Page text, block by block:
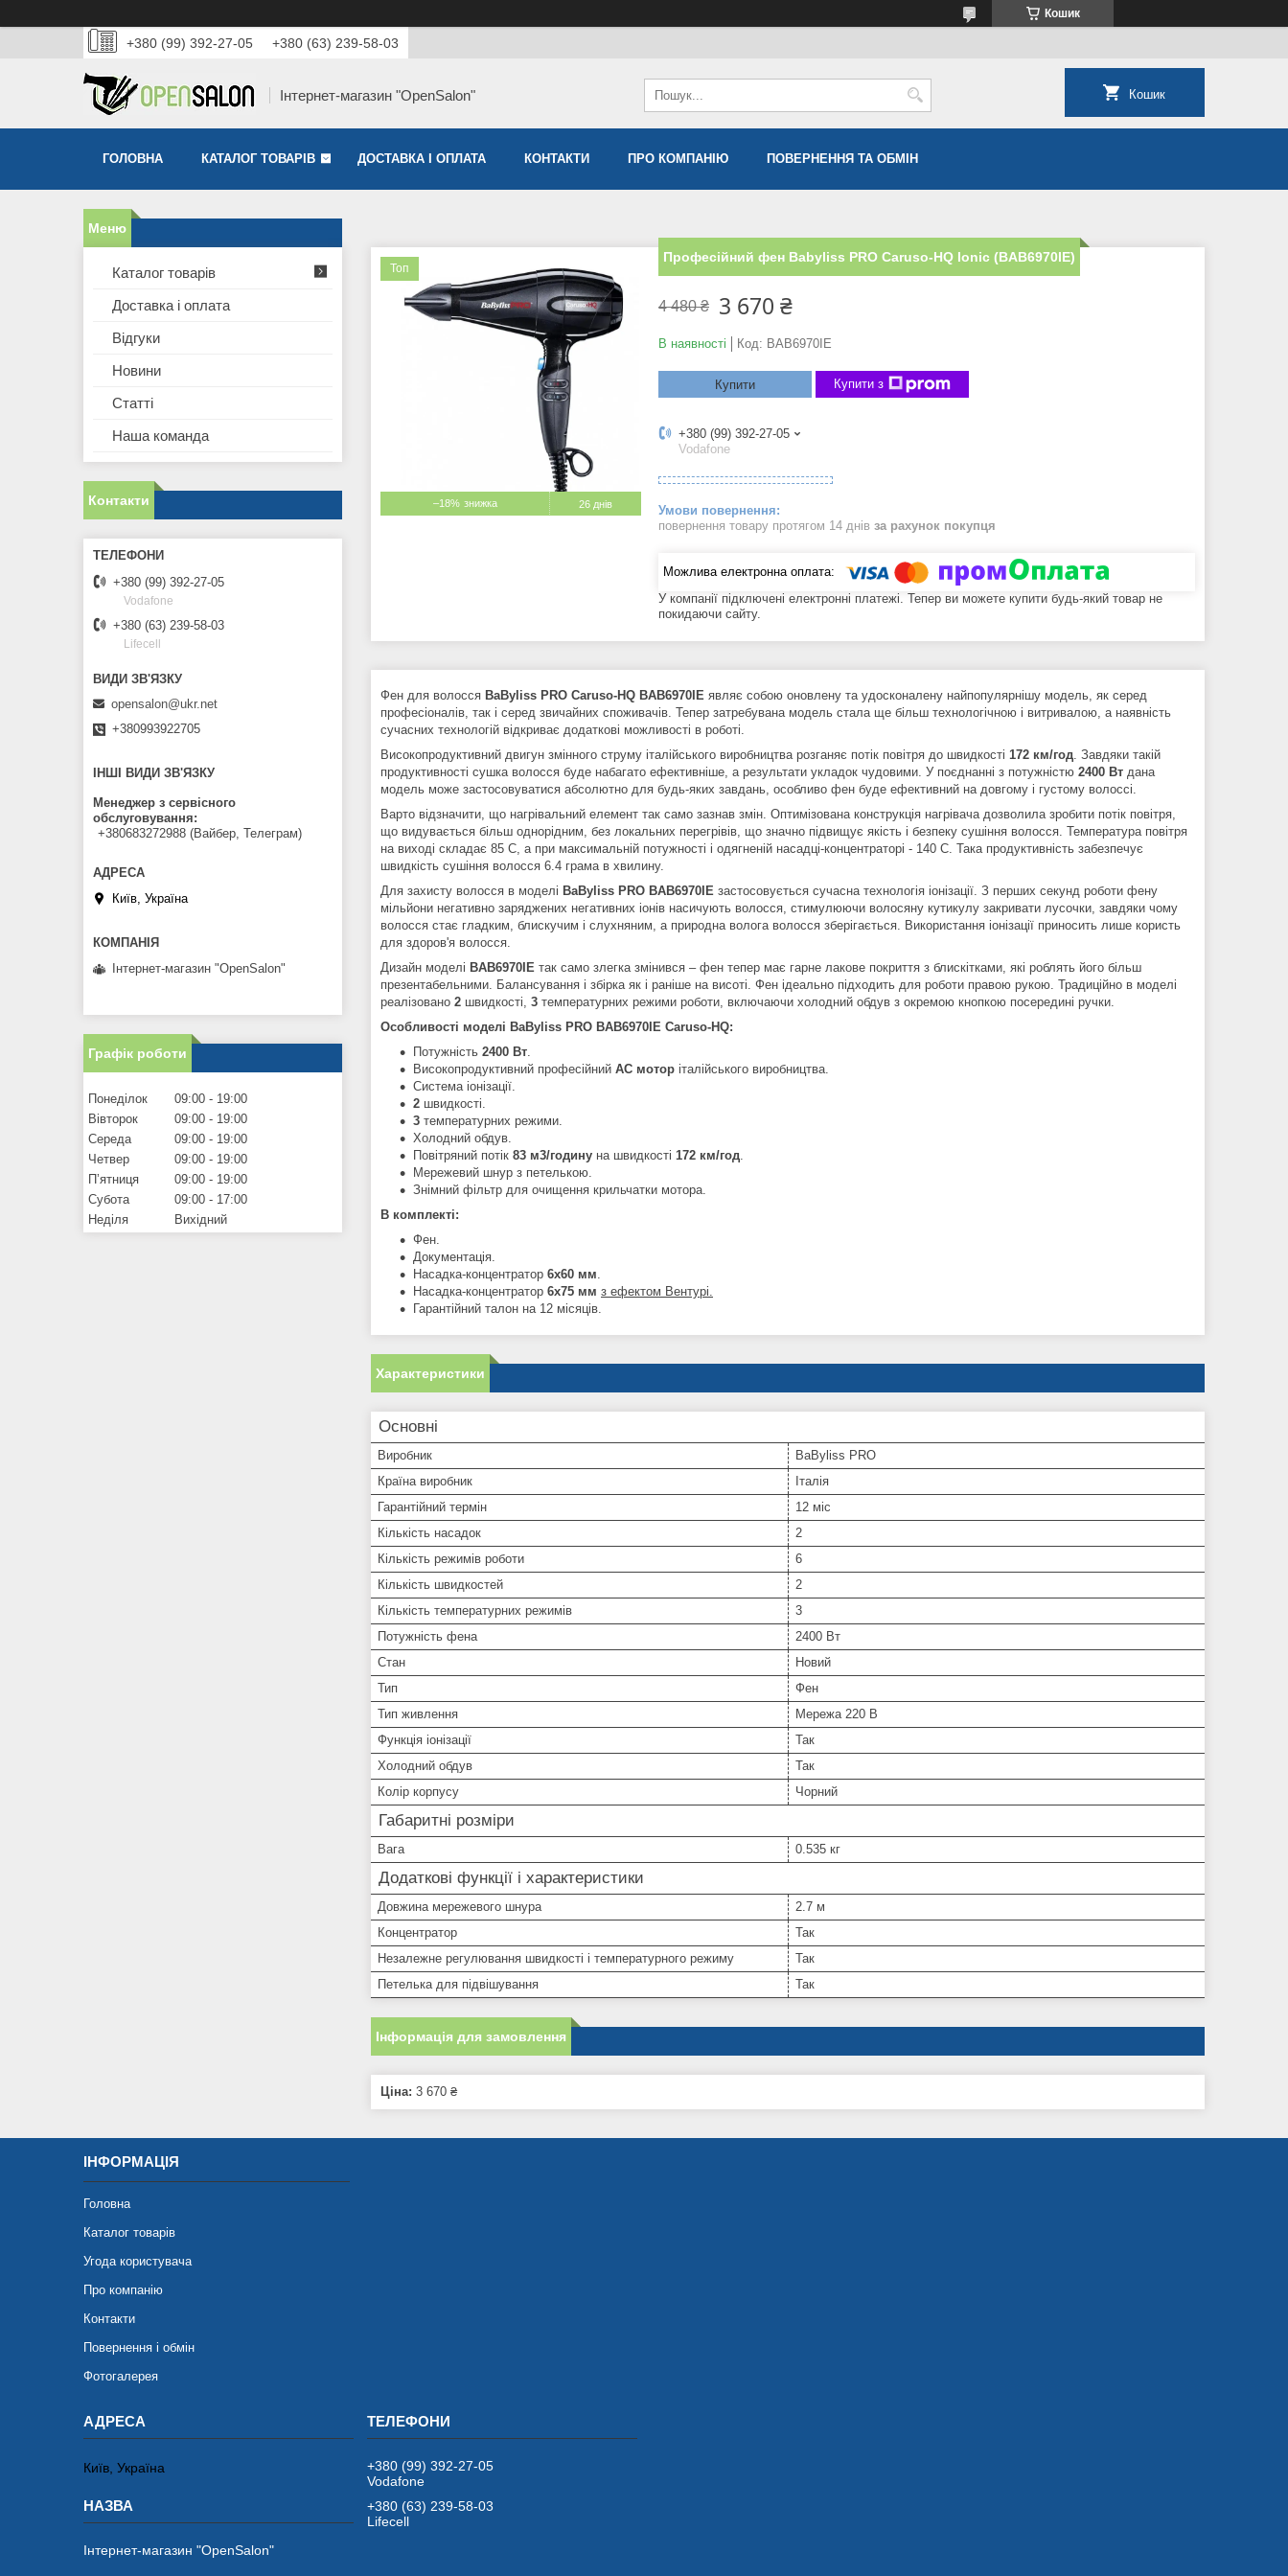
Кошик
+380 (99) 392-27-05 +380 (63) 239-58-03
Інтернет-магазин "OpenSalon" Кошик
ГОЛОВНА КАТАЛОГ ТОВАРІВ ДОСТАВКА І ОПЛАТА КОНТАКТИ ПРО КОМПАНІЮ ПОВЕРНЕННЯ ТА ОБМІН
–18% 26 днів
Топ
Професійний фен Babyliss PRO Caruso-HQ Ionic (BAB6970IE)
4 480 ₴ 3 670 ₴
В наявності Код: BAB6970IE
Купити Купити з
+380 (99) 392-27-05
Vodafone
повернення товару протягом 14 днів за рахунок покупця
У компанії підключені електронні платежі. Тепер ви можете купити будь-який товар не
покидаючи сайту.
Фен для волосся BaByliss PRO Caruso-HQ BAB6970IE являє собою оновлену та удосконалену найпопулярнішу модель, як серед
професіоналів, так і серед звичайних споживачів. Тепер затребувана модель стала ще більш технологічною і витривалою, а наявність
сучасних технологій відкриває додаткові можливості в роботі.
Високопродуктивний двигун змінного струму італійського виробництва розганяє потік повітря до швидкості 172 км/год. Завдяки такій
продуктивності сушка волосся буде набагато ефективніше, а результати укладок чудовими. У поєднанні з потужністю 2400 Вт дана
модель може застосовуватися абсолютно для будь-яких завдань, особливо фен буде ефективний на довгому і густому волоссі.
Варто відзначити, що нагрівальний елемент так само зазнав змін. Оптимізована конструкція нагрівача дозволила зробити потік повітря,
що видувається більш однорідним, без локальних перегрівів, що значно підвищує якість і безпеку сушіння волосся. Температура повітря
на виході складає 85 C, а при максимальній потужності і одягненій насадці-концентраторі - 140 C. Така продуктивність забезпечує
швидкість сушіння волосся 6.4 грама в хвилину.
Для захисту волосся в моделі BaByliss PRO BAB6970IE застосовується сучасна технологія іонізації. З перших секунд роботи фену
мільйони негативно заряджених негативних іонів насичують волосся, стимулюючи волосяну кутикулу закривати лусочки, завдяки чому
волосся стає гладким, блискучим і слухняним, а природна волога волосся зберігається. Використання іонізації приносить лише користь
для здоров'я волосся.
Дизайн моделі BAB6970IE так само злегка змінився – фен тепер має гарне лакове покриття з блискітками, які роблять його більш
презентабельними. Балансування і збірка як і раніше на висоті. Фен ідеально підходить для роботи правою рукою. Традиційно в моделі
реалізовано 2 швидкості, 3 температурних режими роботи, включаючи холодний обдув з окремою кнопкою посередині ручки.
Особливості моделі BaByliss PRO BAB6970IE Caruso-HQ:
Потужність 2400 Вт.
Високопродуктивний професійний AC мотор італійського виробництва.
Система іонізації.
2 швидкості.
3 температурних режими.
Холодний обдув.
Повітряний потік 83 м3/годину на швидкості 172 км/год.
Мережевий шнур з петелькою.
Знімний фільтр для очищення крильчатки мотора.
В комплекті:
Фен.
Документація.
Насадка-концентратор 6x60 мм.
Насадка-концентратор 6x75 мм з ефектом Вентурі.
Гарантійний талон на 12 місяців.
Характеристики
Основні
Виробник
BaByliss PRO
Країна виробник
Італія
Гарантійний термін
12 міс
Кількість насадок
2
Кількість режимів роботи
6
Кількість швидкостей
2
Кількість температурних режимів
3
Потужність фена
2400 Вт
Стан
Новий
Тип
Фен
Тип живлення
Мережа 220 В
Функція іонізації
Так
Холодний обдув
Так
Колір корпусу
Чорний
Габаритні розміри
Вага 0.535 кг
Додаткові функції і характеристики
Довжина мережевого шнура
2.7 м
Концентратор
Так
Незалежне регулювання швидкості і температурного режиму
Так
Петелька для підвішування
Так
Інформація для замовлення
Ціна: 3 670 ₴
Каталог товарів
Доставка і оплата
Відгуки
Новини
Статті
Наша команда
Контакти
+380 (99) 392-27-05
Vodafone
+380 (63) 239-58-03
Lifecell
opensalon@ukr.net
+380993922705
ІНШІ ВИДИ ЗВ'ЯЗКУ
Менеджер з сервісного
обслуговування
+380683272988 (Вайбер, Телеграм)
Київ, Україна
Інтернет-магазин "OpenSalon"
Графік роботи
Понеділок 09:00
19:00
Вівторок
09:00
19:00
Середа
09:00
19:00
Четвер
09:00
19:00
Пʼятниця
09:00
19:00
Субота
09:00
17:00
Неділя
Вихідний
ІНФОРМАЦІЯ
Головна
Каталог товарів
Угода користувача
Про компанію
Контакти
Повернення і обмін
Фотогалерея
Київ, Україна
Інтернет-магазин "OpenSalon"
+380 (99) 392-27-05
Vodafone
+380 (63) 239-58-03
Lifecell